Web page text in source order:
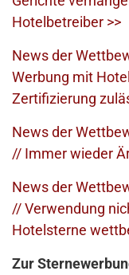
Hotelbetreiber >>
News der
Werbung mit
Zertifizierung
News der
// Immer wieder
News der
// Verwendung
Hotelsterne
Zur